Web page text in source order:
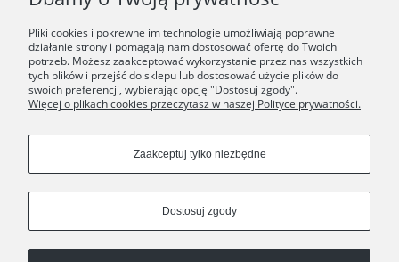
ŚWIAT ORSKA
Dołącz do nas:
Copyrights © 2024 - ORSKA
Pliki cookies i pokrewne im technologie umożliwiają poprawne
działanie strony i pomagają nam dostosować ofertę do Twoich
potrzeb. Możesz zaakceptować wykorzystanie przez nas wszystkich
tych plików i przejść do sklepu lub dostosować użycie plików do
swoich preferencji, wybierając opcję "Dostosuj zgody".
Więcej o plikach cookies przeczytasz w naszej Polityce prywatności.
Zaakceptuj tylko niezbędne
Dostosuj zgody